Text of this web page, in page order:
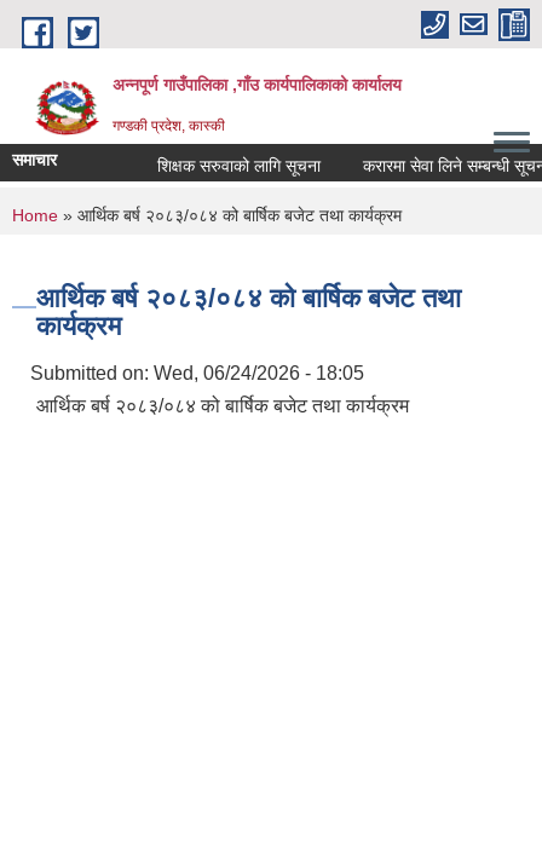
Skip to main content
अन्नपूर्ण गाउँपालिका ,गाँउ कार्यपालिकाको कार्यालय
गण्डकी प्रदेश, कास्की
समाचार शिक्षक सरुवाको लागि सूचना करारमा सेवा लिने सम्बन्धी सूचना ।
You are here
Home » आर्थिक बर्ष २०८३/०८४ को बार्षिक बजेट तथा कार्यक्रम
आर्थिक बर्ष २०८३/०८४ को बार्षिक बजेट तथा
कार्यक्रम
Submitted on: Wed, 06/24/2026 - 18:05
आर्थिक बर्ष २०८३/०८४ को बार्षिक बजेट तथा कार्यक्रम